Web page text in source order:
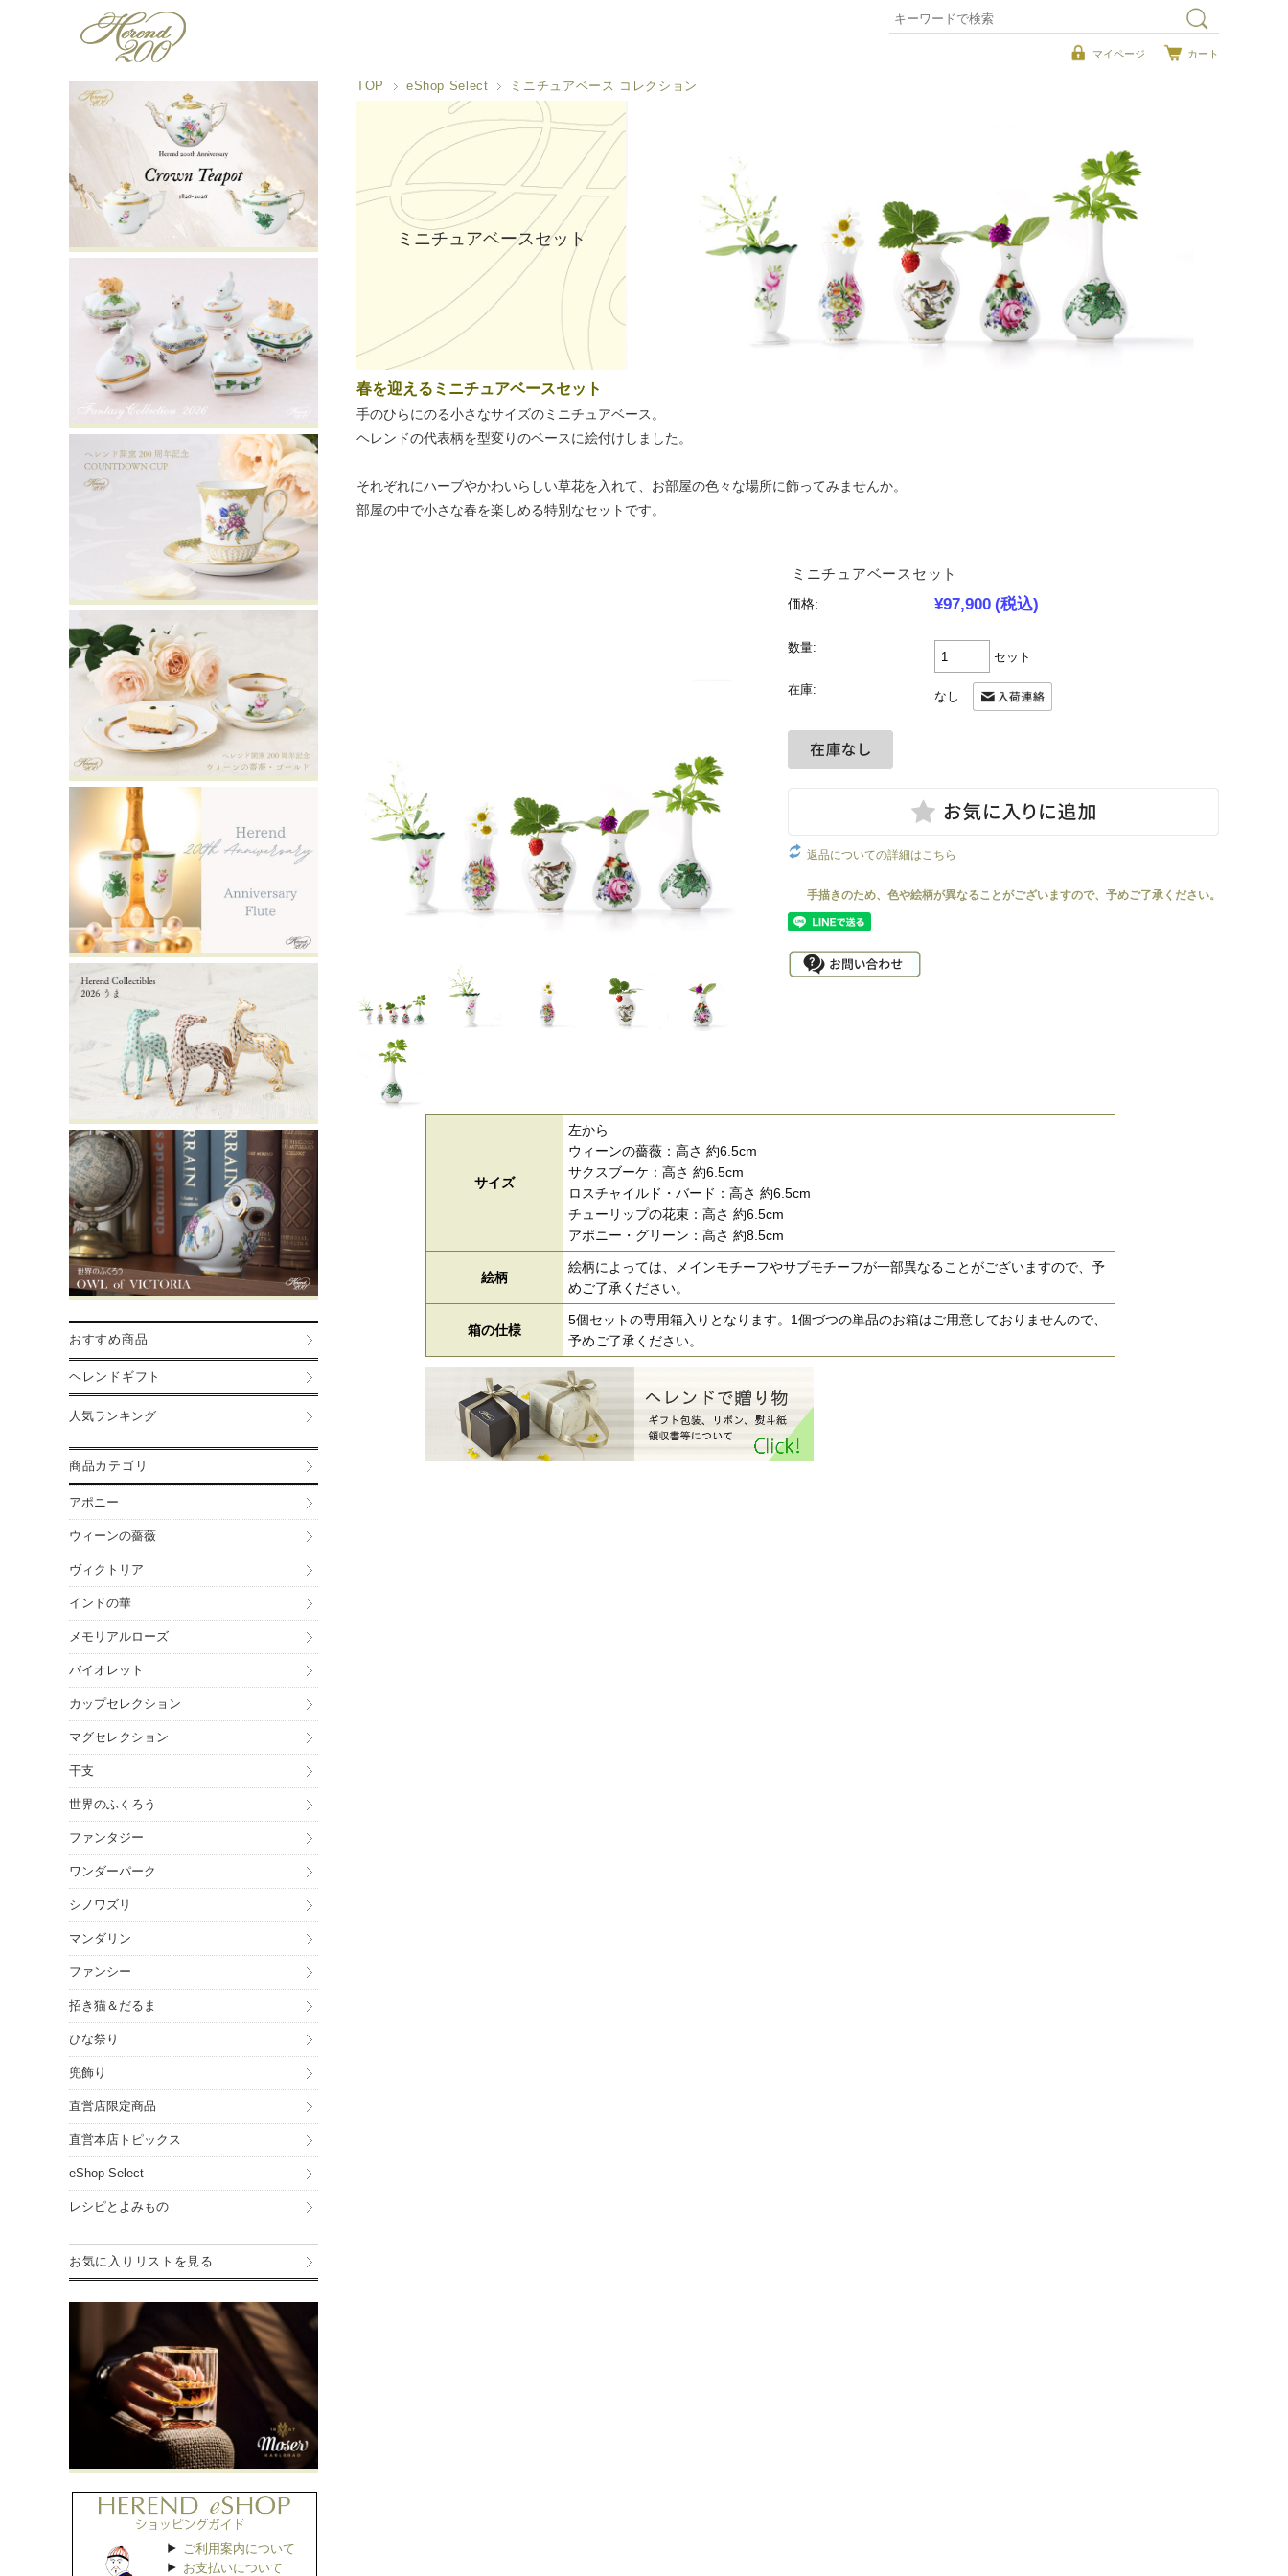
マイページ カート
TOP eShop Select ミニチュアベース コレクション
ミニチュアベースセット
春を迎えるミニチュアベースセット
手のひらにのる小さなサイズのミニチュアベース。
ヘレンドの代表柄を型変りのベースに絵付けしました。
それぞれにハーブやかわいらしい草花を入れて、お部屋の色々な場所に飾ってみませんか。
部屋の中で小さな春を楽しめる特別なセットです。
ミニチュアベースセット
価格:
¥97,900 (税込)
数量:
セット
在庫: なし
返品についての詳細はこちら
サイズ
左から
ウィーンの薔薇：高さ 約6.5cm
サクスブーケ：高さ 約6.5cm
ロスチャイルド・バード：高さ 約6.5cm
チューリップの花束：高さ 約6.5cm
アポニー・グリーン：高さ 約8.5cm
絵柄
絵柄によっては、メインモチーフやサブモチーフが一部異なることがございますので、予
めご了承ください。
箱の仕様
5個セットの専用箱入りとなります。1個づつの単品のお箱はご用意しておりませんので、
予めご了承ください。
おすすめ商品
ヘレンドギフト
人気ランキング
商品カテゴリ
アポニー
ウィーンの薔薇
ヴィクトリア
インドの華
メモリアルローズ
バイオレット
カップセレクション
マグセレクション
干支
世界のふくろう
ファンタジー
ワンダーパーク
シノワズリ
マンダリン
ファンシー
招き猫＆だるま
ひな祭り
兜飾り
直営店限定商品
直営本店トピックス
eShop Select
レシピとよみもの
お気に入りリストを見る
ご利用案内について
お支払いについて